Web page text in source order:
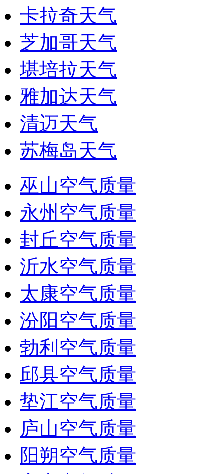
卡拉奇天气
芝加哥天气
堪培拉天气
雅加达天气
清迈天气
苏梅岛天气
巫山空气质量
永州空气质量
封丘空气质量
沂水空气质量
太康空气质量
汾阳空气质量
勃利空气质量
邱县空气质量
垫江空气质量
庐山空气质量
阳朔空气质量